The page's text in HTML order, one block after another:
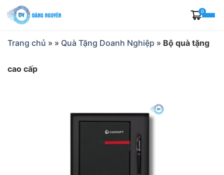
Skip
to
0
Trang chủ » » Quà Tặng Doanh Nghiệp » Bộ quà tặng
cao cấp